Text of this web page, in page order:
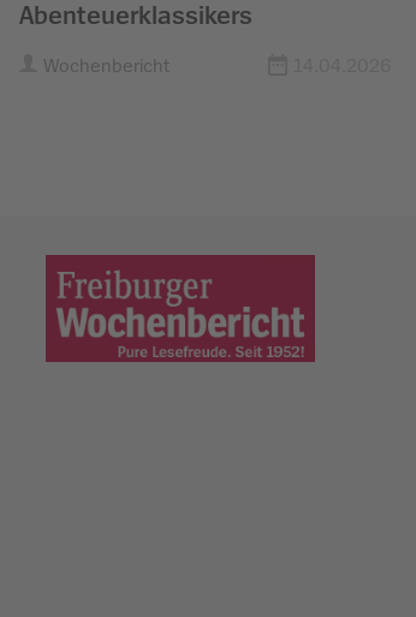
Abenteuerklassikers
Wochenbericht